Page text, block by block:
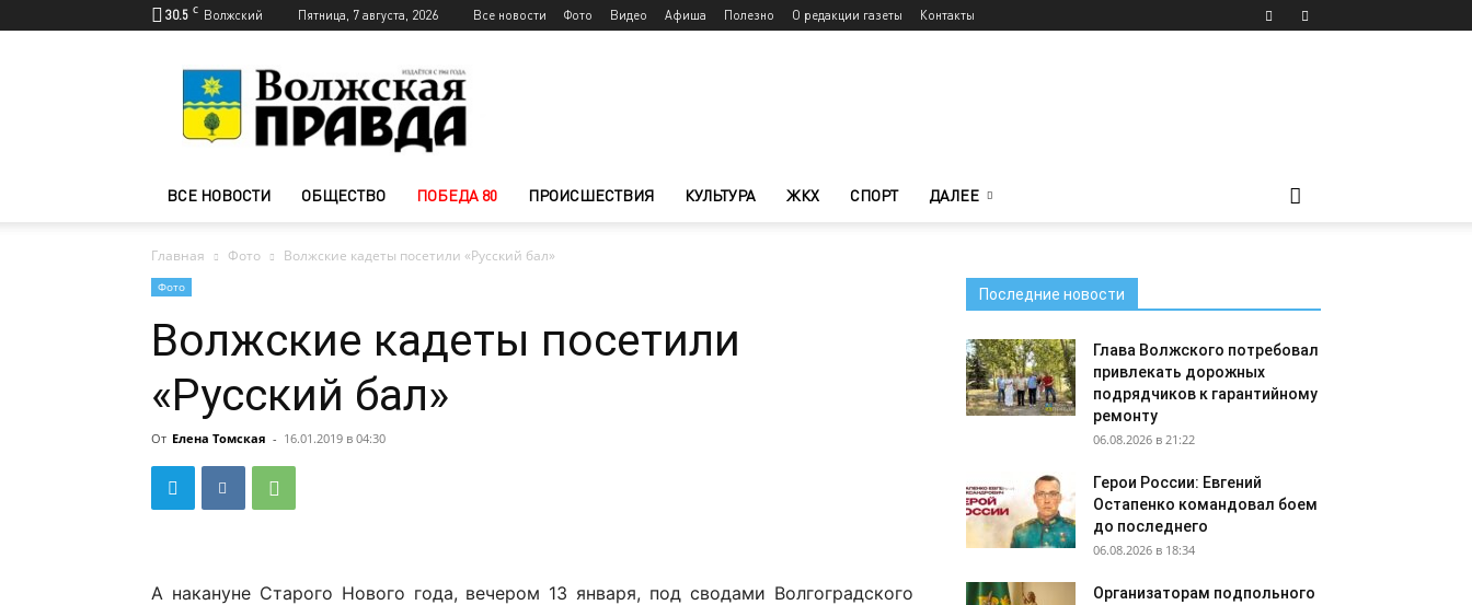
30.5 C Волжский Пятница, 7 августа, 2026 Все новости Фото Видео Афиша Полезно О редакции газеты Контакты
Волжского
—
Волжская
ВСЕ НОВОСТИ ОБЩЕСТВО ПОБЕДА 80 ПРОИСШЕСТВИЯ КУЛЬТУРА ЖКХ СПОРТ ДАЛЕЕ
Главная Фото Волжские кадеты посетили «Русский бал»
Фото
Волжские кадеты посетили
«Русский бал»
От Елена Томская - 16.01.2019 в 04:30
А накануне Старого Нового года, вечером 13 января, под сводами Волгоградского
Последние новости
Глава Волжского потребовал
привлекать дорожных
подрядчиков к гарантийному
ремонту
06.08.2026 в 21:22
Герои России: Евгений
Остапенко командовал боем
до последнего
06.08.2026 в 18:34
Организаторам подпольного